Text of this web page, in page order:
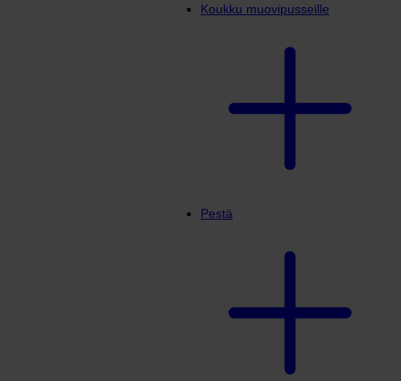
Koukku muovipusseille
Pestä